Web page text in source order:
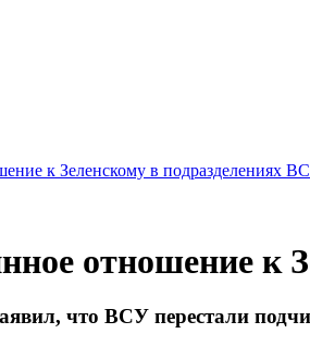
к Зеленскому в подразделениях
отношение к
что ВСУ перестали